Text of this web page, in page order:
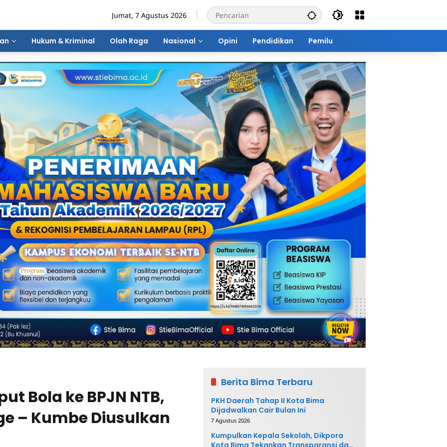
Jumat, 7 Agustus 2026
Hukum & Kriminal Olah Raga Nasional Opini Pendidikan Pemilu
Bola ke BPJN NTB,
– Kumbe Diusulkan
Berita Bima Terbaru
PKH Daerah Tahap II Kota Bima
Dijadwalkan Cair Bulan Ini
7 Agustus 2026
Kumpulkan Kepala Sekolah, Dikpora
Kota Bima Tekankan Transparansi dan